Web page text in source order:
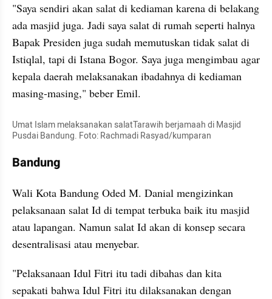
"Saya sendiri akan salat di kediaman karena di belakang
ada masjid juga. Jadi saya salat di rumah seperti halnya
Bapak Presiden juga sudah memutuskan tidak salat di
Istiqlal, tapi di Istana Bogor. Saya juga mengimbau agar
kepala daerah melaksanakan ibadahnya di kediaman
masing-masing," beber Emil.
Umat Islam melaksanakan salatTarawih berjamaah di Masjid
Pusdai Bandung. Foto: Rachmadi Rasyad/kumparan
Bandung
Wali Kota Bandung Oded M. Danial mengizinkan
pelaksanaan salat Id di tempat terbuka baik itu masjid
atau lapangan. Namun salat Id akan di konsep secara
desentralisasi atau menyebar.
"Pelaksanaan Idul Fitri itu tadi dibahas dan kita
sepakati bahwa Idul Fitri itu dilaksanakan dengan